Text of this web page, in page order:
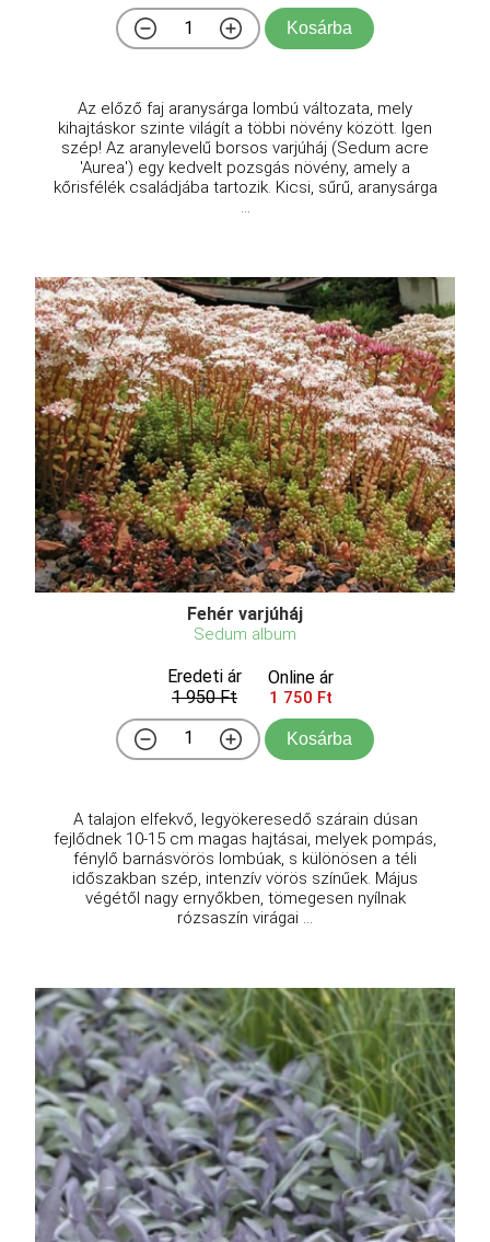
Kosárba
Az előző faj aranysárga lombú változata, mely
kihajtáskor szinte világít a többi növény között. Igen
szép! Az aranylevelű borsos varjúháj (Sedum acre
'Aurea') egy kedvelt pozsgás növény, amely a
kőrisfélék családjába tartozik. Kicsi, sűrű, aranysárga
...
Fehér varjúháj
Sedum album
Eredeti ár
1 950 Ft
Online ár
1 750 Ft
Kosárba
A talajon elfekvő, legyökeresedő szárain dúsan
fejlődnek 10-15 cm magas hajtásai, melyek pompás,
fénylő barnásvörös lombúak, s különösen a téli
időszakban szép, intenzív vörös színűek. Május
végétől nagy ernyőkben, tömegesen nyílnak
rózsaszín virágai ...